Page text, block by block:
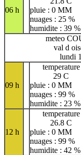
06 h
pluie : 0 MM
nuages : 25 %
humidite : 39 %
meteo
val d
lundi
09 h
temperature
29 C
pluie : 0 MM
nuages : 99 %
humidite : 23 %
12 h
temperature
26.8 C
pluie : 0 MM
nuages : 99 %
humidite : 42 %